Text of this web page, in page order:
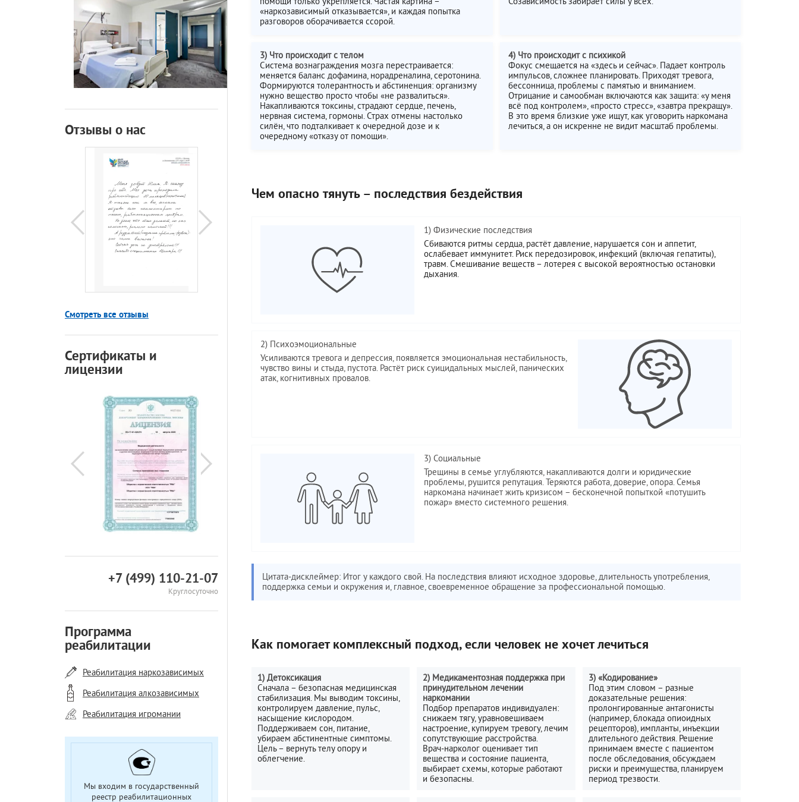
«наркозависимый отказывается», и каждая попытка
разговоров оборачивается ссорой.
3) Что происходит с телом
Система вознаграждения мозга перестраивается:
меняется баланс дофамина, норадреналина, серотонина.
Формируются толерантность и абстиненция: организму
нужно вещество просто чтобы «не развалиться».
Накапливаются токсины, страдают сердце, печень,
нервная система, гормоны. Страх отмены настолько
силён, что подталкивает к очередной дозе и к
очередному «отказу от помощи».
4) Что происходит с психикой
Фокус смещается на «здесь и сейчас». Падает контроль
импульсов, сложнее планировать. Приходят тревога,
бессонница, проблемы с памятью и вниманием.
Отрицание и самообман включаются как защита: «у меня
всё под контролем», «просто стресс», «завтра прекращу».
В это время близкие уже ищут, как уговорить наркомана
лечиться, а он искренне не видит масштаб проблемы.
Чем опасно тянуть – последствия бездействия
1) Физические последствия
Сбиваются ритмы сердца, растёт давление, нарушается сон и аппетит,
ослабевает иммунитет. Риск передозировок, инфекций (включая гепатиты),
травм. Смешивание веществ – лотерея с высокой вероятностью остановки
дыхания.
2) Психоэмоциональные
Усиливаются тревога и депрессия, появляется эмоциональная нестабильность,
чувство вины и стыда, пустота. Растёт риск суицидальных мыслей, панических
атак, когнитивных провалов.
3) Социальные
Трещины в семье углубляются, накапливаются долги и юридические
проблемы, рушится репутация. Теряются работа, доверие, опора. Семья
наркомана начинает жить кризисом – бесконечной попыткой «потушить
пожар» вместо системного решения.
Цитата‑дисклеймер: Итог у каждого свой. На последствия влияют исходное здоровье, длительность употребления,
поддержка семьи и окружения и, главное, своевременное обращение за профессиональной помощью.
Как помогает комплексный подход, если человек не хочет лечиться
1) Детоксикация
Сначала – безопасная медицинская
стабилизация. Мы выводим токсины,
контролируем давление, пульс,
насыщение кислородом.
Поддерживаем сон, питание,
убираем абстинентные симптомы.
Цель – вернуть телу опору и
облегчение.
2) Медикаментозная поддержка при
принудительном лечении
наркомании
Подбор препаратов индивидуален:
снижаем тягу, уравновешиваем
настроение, купируем тревогу, лечим
сопутствующие расстройства.
Врач‑нарколог оценивает тип
вещества и состояние пациента,
выбирает схемы, которые работают
и безопасны.
3) «Кодирование»
Под этим словом – разные
доказательные решения:
пролонгированные антагонисты
(например, блокада опиоидных
рецепторов), импланты, инъекции
длительного действия. Решение
принимаем вместе с пациентом
после обследования, обсуждаем
риски и преимущества, планируем
период трезвости.
Отзывы о нас
Смотреть все отзывы
Сертификаты и
лицензии
+7 (499) 110-21-07
Круглосуточно
Программа
реабилитации
Реабилитация наркозависимых
Реабилитация алкозависимых
Реабилитация игромании
Мы входим в государственный
реестр реабилитационных